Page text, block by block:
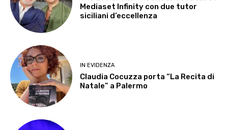
Mediaset Infinity con due tutor
siciliani d’eccellenza
IN EVIDENZA
Claudia Cocuzza porta “La Recita di
Natale” a Palermo